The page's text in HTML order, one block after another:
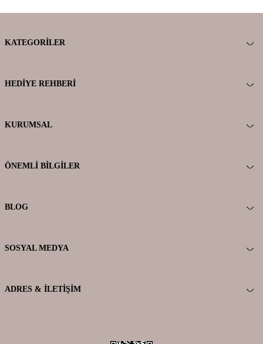
KATEGORILER
HEDIYE REHBERI
KURUMSAL
ÖNEMLI BILGILER
BLOG
SOSYAL MEDYA
ADRES & İLETIŞIM